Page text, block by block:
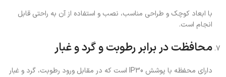
با ابعاد کوچک و طراحی مناسب، نصب و استفاده از آن به راحتی قابل
انجام است.
محافظت در برابر رطوبت و گرد و غبار
دارای محفظه با پوشش IP30 است که در مقابل ورود رطوبت، گرد و غبار